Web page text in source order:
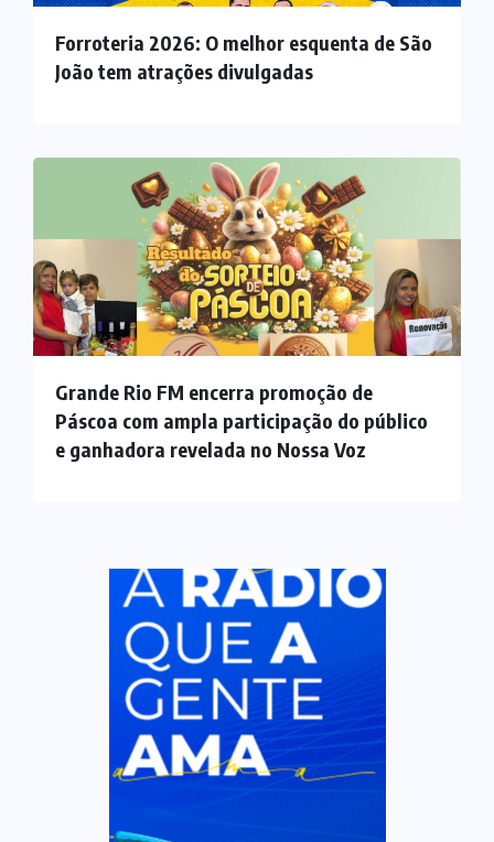
Forroteria 2026: O melhor esquenta de São
João tem atrações divulgadas
Grande Rio FM encerra promoção de
Páscoa com ampla participação do público
e ganhadora revelada no Nossa Voz